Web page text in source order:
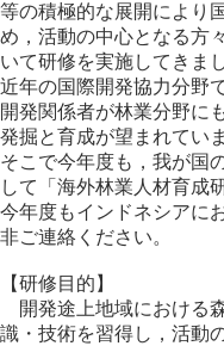
等の積極的な展開により
め，活動の中心となる方
いて研修を実施してきま
近年の国際開発協力分野
開発関係者が林業分野に
発掘と育成が望まれていま
そこで今年度も，我が国
して「海外林業人材育成
今年度もインドネシアに
非ご連絡ください。
【研修目的】
開発途上地域における
識・技術を習得し，活動